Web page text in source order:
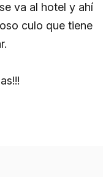
va al hotel y ahí
culo que tiene